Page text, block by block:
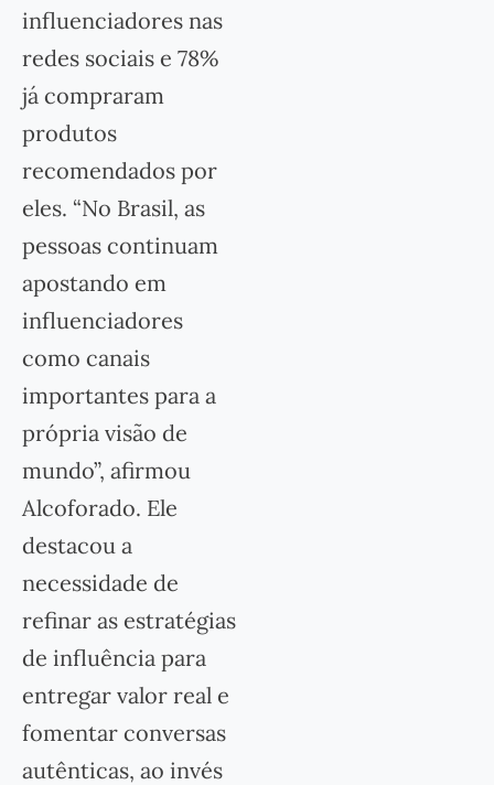
influenciadores nas
redes sociais e 78%
já compraram
produtos
recomendados por
eles. “No Brasil, as
pessoas continuam
apostando em
influenciadores
como canais
importantes para a
própria visão de
mundo”, afirmou
Alcoforado. Ele
destacou a
necessidade de
refinar as estratégias
de influência para
entregar valor real e
fomentar conversas
autênticas, ao invés